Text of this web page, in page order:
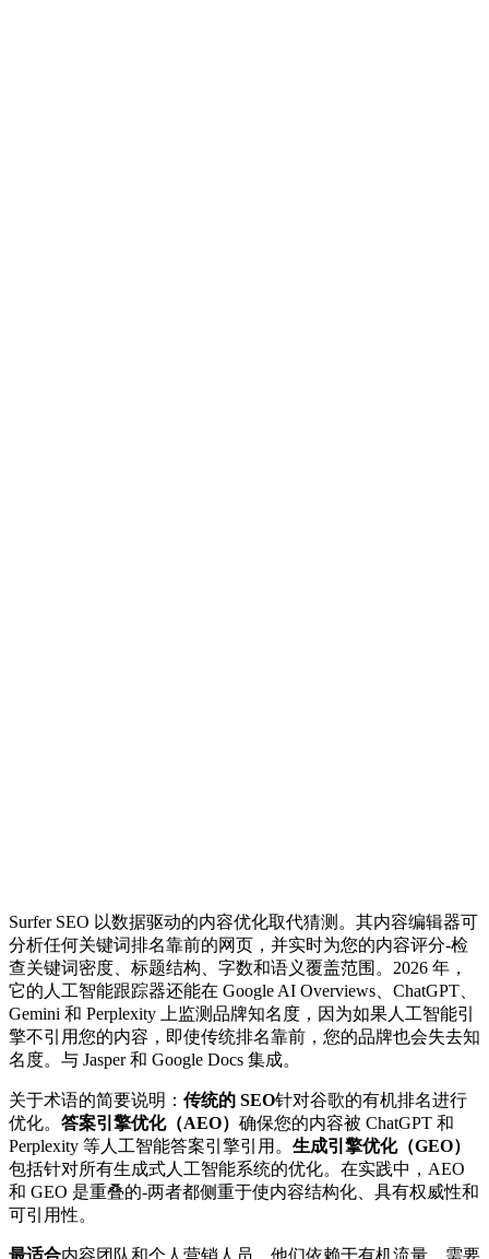
Surfer SEO 以数据驱动的内容优化取代猜测。其内容编辑器可
分析任何关键词排名靠前的网页，并实时为您的内容评分-检
查关键词密度、标题结构、字数和语义覆盖范围。2026 年，
它的人工智能跟踪器还能在 Google AI Overviews、ChatGPT、
Gemini 和 Perplexity 上监测品牌知名度，因为如果人工智能引
擎不引用您的内容，即使传统排名靠前，您的品牌也会失去知
名度。与 Jasper 和 Google Docs 集成。
关于术语的简要说明： 传统的 SEO针对谷歌的有机排名进行
优化。 答案引擎优化（AEO） 确保您的内容被 ChatGPT 和
Perplexity 等人工智能答案引擎引用。 生成引擎优化（GEO）
包括针对所有生成式人工智能系统的优化。在实践中，AEO
和 GEO 是重叠的-两者都侧重于使内容结构化、具有权威性和
可引用性。